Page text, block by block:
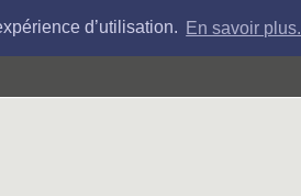
d’utilisation. En savoir plus.